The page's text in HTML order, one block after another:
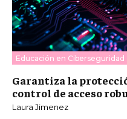
Educación en Ciberseguridad
Garantiza la
control de acceso
Laura Jimenez